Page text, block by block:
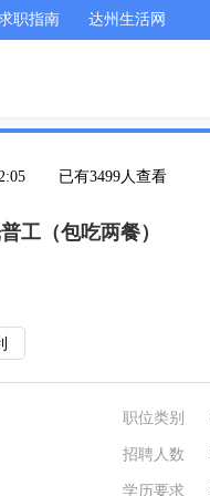
职指南 达州生活网
已有3499人查看
工（包吃两餐）
职位类别
招聘人数
学历要求